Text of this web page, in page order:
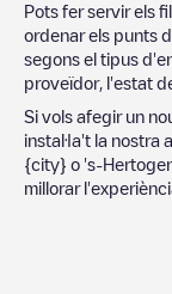
Pots fer servir els
ordenar els punts
segons el tipus
proveïdor, l'estat
Si vols afegir un
instal·la't la nostra
{city} o 's-
millorar